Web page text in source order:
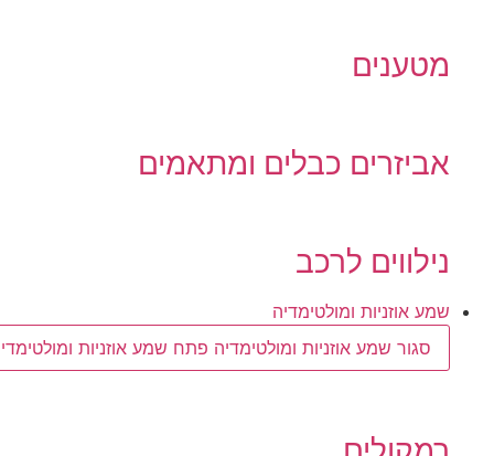
מטענים
אביזרים כבלים ומתאמים
נילווים לרכב
שמע אוזניות ומולטימדיה
סגור שמע אוזניות ומולטימדיה פתח שמע אוזניות ומולטימדיה